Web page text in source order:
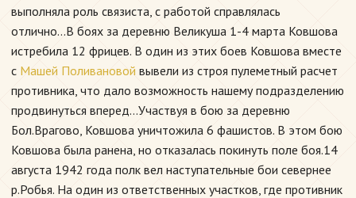
выполняла роль связиста, с работой справлялась
отлично...В боях за деревню Великуша 1-4 марта Ковшова
истребила 12 фрицев. В один из этих боев Ковшова вместе
с Машей Поливановой вывели из строя пулеметный расчет
противника, что дало возможность нашему подразделению
продвинуться вперед...Участвуя в бою за деревню
Бол.Врагово, Ковшова уничтожила 6 фашистов. В этом бою
Ковшова была ранена, но отказалась покинуть поле боя.14
августа 1942 года полк вел наступательные бои севернее
р.Робья. На один из ответственных участков, где противник